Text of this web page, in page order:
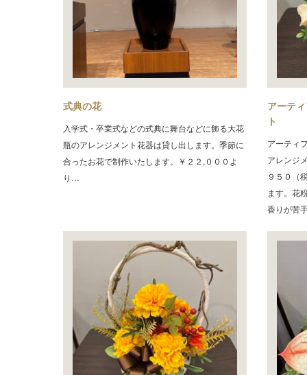
式典の花
入学式・卒業式などの式典に舞台などに飾る大花
瓶のアレンジメント花器は貸し出します。季節に
合ったお花で制作いたします。￥２２,０００よ
り…
アーテ
ト
アーティ
アレンジ
９５０（
ます。花
香りが苦